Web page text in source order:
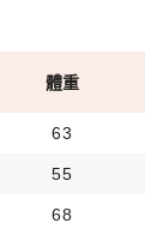
體重
63
55
68